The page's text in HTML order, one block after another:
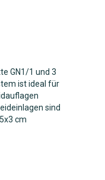
GN1/1 und 3
ist ideal für
sind
cm